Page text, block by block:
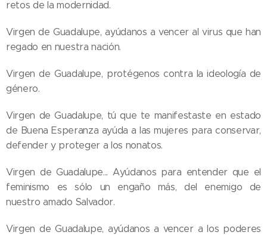
retos de la modernidad.
Virgen de Guadalupe, ayúdanos a vencer al virus que han
regado en nuestra nación.
Virgen de Guadalupe, protégenos contra la ideología de
género.
Virgen de Guadalupe, tú que te manifestaste en estado
de Buena Esperanza ayúda a las mujeres para conservar,
defender y proteger a los nonatos.
Virgen de Guadalupe... Ayúdanos para entender que el
feminismo es sólo un engaño más, del enemigo de
nuestro amado Salvador.
Virgen de Guadalupe, ayúdanos a vencer a los poderes